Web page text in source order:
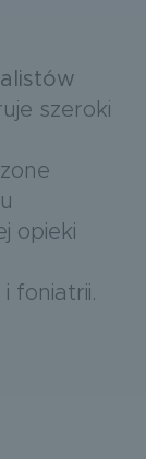
szeroki
opieki
foniatrii.